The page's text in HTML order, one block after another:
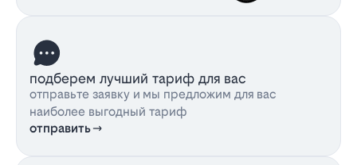
подберем лучший тариф для вас
отправьте заявку и мы предложим для вас
наиболее выгодный тариф
отправить